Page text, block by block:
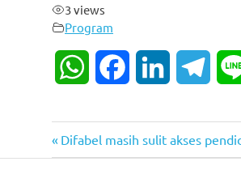
3 views
Program
WhatsAppFacebookLinkedIn
Post
Previous
Post:
Difabel masih sulit akses